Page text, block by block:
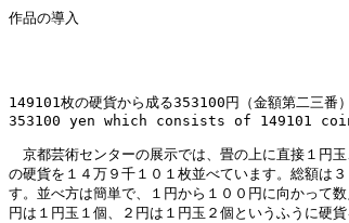
作品の導入
149101枚の硬貨から成る353100円（金額第二三番）
353100 yen which consists of 149101
京都芸術センターの展示では、畳の上に直接１円
の硬貨を１４万９千１０１枚並べています。総額は
す。並べ方は簡単で、１円から１００円に向かって
円は１円玉１個、２円は１円玉２個というふうに硬貨